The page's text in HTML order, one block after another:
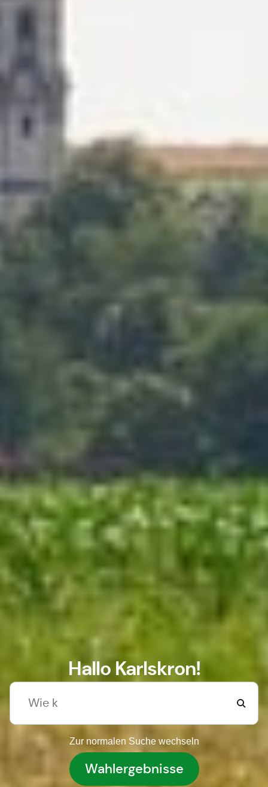
Hallo Karlskron!
Zur normalen Suche wechseln
Wahlergebnisse